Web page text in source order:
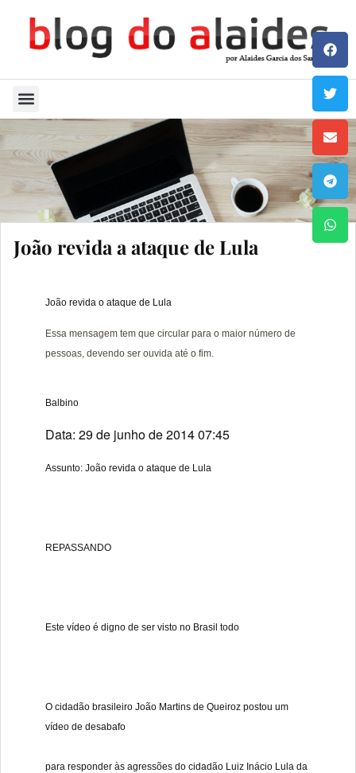
João revida a ataque de Lula
João revida o ataque de Lula
Essa mensagem tem que circular para o maior número de
pessoas, devendo ser ouvida até o fim.
Balbino
Data: 29 de junho de 2014 07:45
Assunto: João revida o ataque de Lula
REPASSANDO
Este vídeo é digno de ser visto no Brasil todo
O cidadão brasileiro João Martins de Queiroz postou um
vídeo de desabafo
para responder às agressões do cidadão Luiz Inácio Lula da